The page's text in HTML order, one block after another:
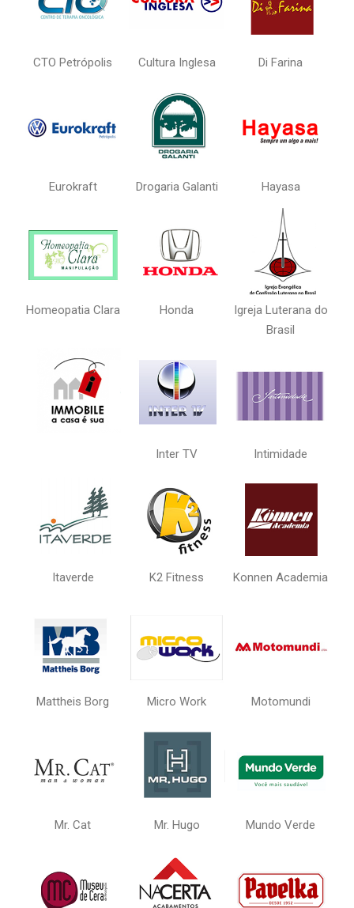
CTO Petrópolis Cultura Inglesa Di Farina
Eurokraft Drogaria Galanti Hayasa
Homeopatia Clara Honda
Igreja Luterana do
Brasil
Inter TV Intimidade
Itaverde K2 Fitness Konnen Academia
Mattheis Borg Micro Work Motomundi
Mr. Cat Mr. Hugo Mundo Verde